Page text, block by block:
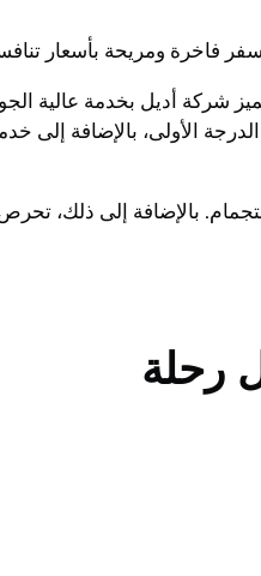
فاخرة ومريحة بأسعار
أديل بخدمة عالية
الأولى، بالإضافة إلى
بالإضافة إلى ذلك،
رحلة